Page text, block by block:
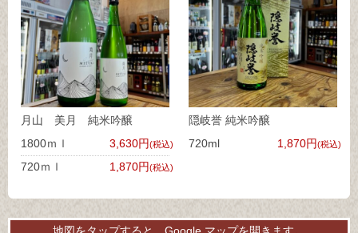
月山 美月 純米吟醸
1800ｍｌ
3,630円(税込)
720ｍｌ 1,870円(税込)
隠岐誉 純米吟醸
720ml
1,870円(税込)
地図をタップすると、Google マップを開きます。